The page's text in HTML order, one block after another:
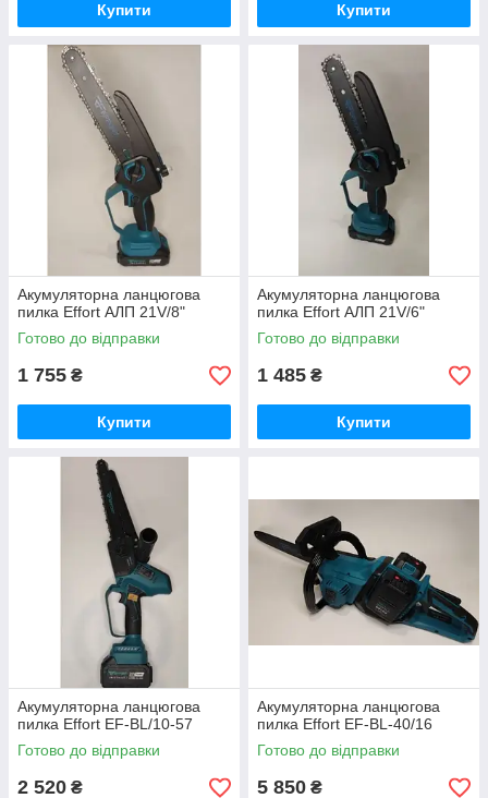
Купити Купити
Акумуляторна ланцюгова
пилка Effort АЛП 21V/8"
Готово до відправки
1 755 ₴
Купити
Акумуляторна ланцюгова
пилка Effort АЛП 21V/6"
Готово до відправки
1 485 ₴
Купити
Акумуляторна ланцюгова
пилка Effort EF-BL/10-57
Готово до відправки
2 520 ₴
Акумуляторна ланцюгова
пилка Effort EF-BL-40/16
Готово до відправки
5 850 ₴